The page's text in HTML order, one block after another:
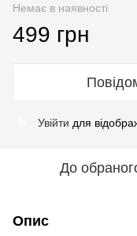
Немає в наявності
499 грн
Увійти для
До
Опис